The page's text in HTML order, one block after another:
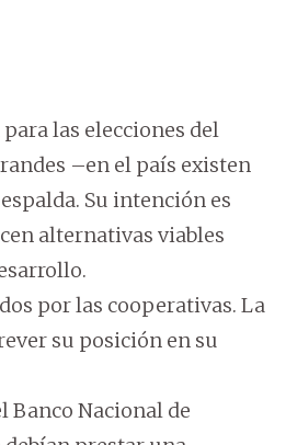
las elecciones del
–en el país existen
Su intención es
alternativas viables
por las cooperativas. La
su posición en su
Banco Nacional de